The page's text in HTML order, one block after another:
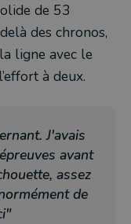
de 53
des chronos,
ligne avec le
à deux.
J'avais
avant
assez
de